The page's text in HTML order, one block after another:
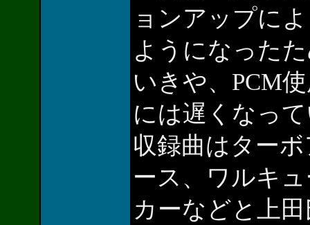
ョンアップに
ようになった
いきや、PCM
には遅くなっ
収録曲はター
ース、ワルキ
カーなどと上